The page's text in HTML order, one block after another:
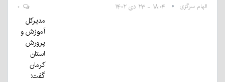
الهام سرگزی ۱۸:۰۴ - ۲۳ دی ۱۴۰۲
مدیرکل
آموزش و
پرورش
استان
کرمان
گفت: